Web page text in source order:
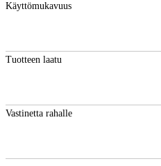
Käyttömukavuus
Tuotteen laatu
Vastinetta rahalle